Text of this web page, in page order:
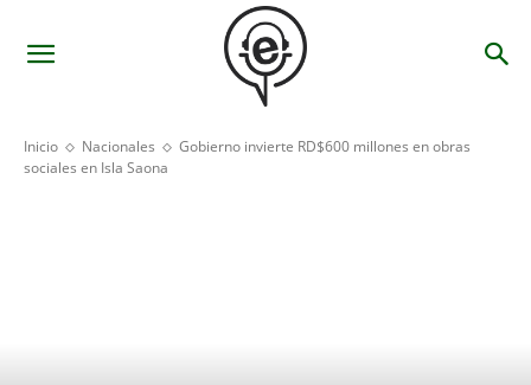
Inicio Nacionales
Gobierno invierte RD$600 millones en obras
sociales en Isla Saona